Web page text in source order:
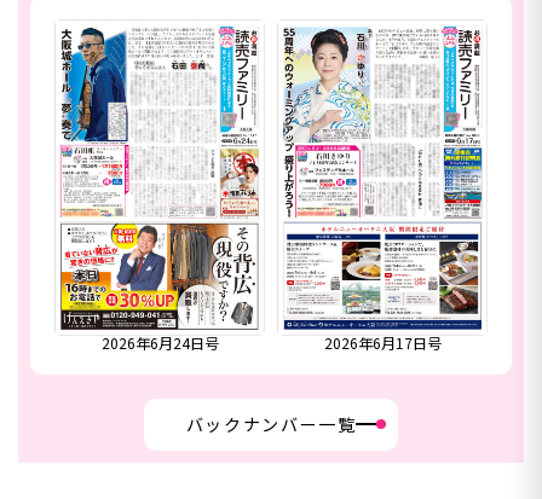
2026年6月24日号 2026年6月17日号
バックナンバー一覧